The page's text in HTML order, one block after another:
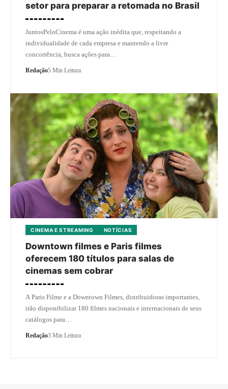
setor para preparar a retomada no Brasil
JuntosPeloCinema é uma ação inédita que, respeitando a
individualidade de cada empresa e mantendo a livre
concorrência, busca ações para…
Redação5 Min Leitura
CINEMA E STREAMING NOTÍCIAS
Downtown filmes e Paris filmes
oferecem 180 títulos para salas de
cinemas sem cobrar
A Paris Filme e a Downtown Filmes, distribuidoras importantes,
irão disponibilizar 180 filmes nacionais e internacionais de seus
catálogos para…
Redação3 Min Leitura